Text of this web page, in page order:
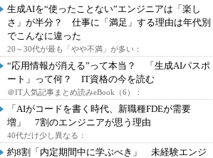
生成AIを“使ったことない”エンジニアは「楽し
さ」が半分？ 仕事に「満足」する理由は年代別
でこんなに違った
20～30代が最も「やや不満」が多い：
“応用情報が消える”って本当？ 「生成AIパスポ
ート」って何？ IT資格の今を読む
＠IT人気記事まとめ読みeBook（6）：
「AIがコードを書く時代、新職種FDEが需要
増」 7割のエンジニアが思う理由
40代だけ少し異なる：
約8割「内定期間中に学ぶべき」 未経験エンジ